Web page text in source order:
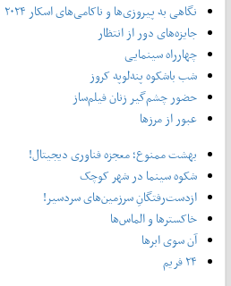
نگاهی به پیروزی‌ها و ناکامی‌های اسکار ۲۰۲۴
جایزه‌های دور از انتظار
چهارراه سینمایی
شب باشکوه‌ پنه‌لوپه کروز
حضور چشم‌گیر زنان فیلم‌ساز
عبور از مرزها
بهشت ممنوع؛ معجزه فناوری دیجیتال!
شکوه سینما در شهر کوچک
ازدست‌رفتگانِ سرزمین‌های سردسیر!
خاکسترها و الماس‌ها
آن سوی ابرها
۲۴ فریم